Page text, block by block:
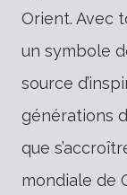
Orient. Avec
un symbole
source
générations
que
mondiale de